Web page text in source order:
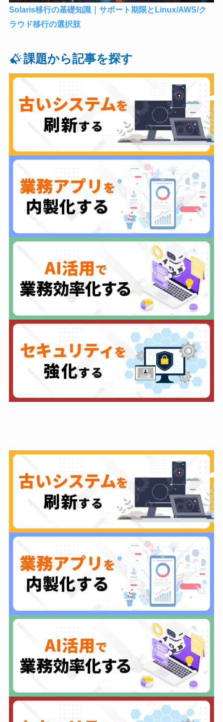
Solaris移行の基礎知識｜サポート期限とLinux/AWS/ク
ラウド移行の選択肢
課題から記事を探す